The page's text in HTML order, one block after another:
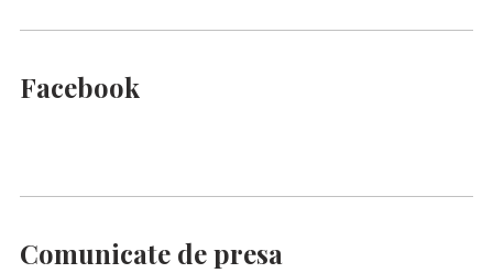
Facebook
Comunicate de presa